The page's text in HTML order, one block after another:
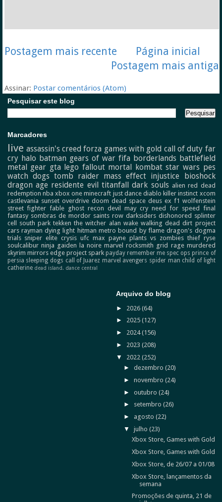
Postagem mais recente
Postagem mais antiga
Página inicial
Assinar: Postar comentários (Atom)
Pesquisar este blog
Marcadores
live assassin's creed forza games with gold call of duty far
cry halo batman gears of war fifa borderlands battlefield
metal gear gta lego fallout mortal kombat star wars pes
watch dogs tomb raider mass effect injustice bioshock
dragon age residente evil titanfall dark souls alien red dead
redemption nba xbox one minecraft just dance diablo killer instinct xcom
castlevania sunset overdrive doom dead space deus ex f1 wolfenstein
street fighter fable ghost recon devil may cry need for speed final
fantasy sombras de mordor saints row darksiders dishonored splinter
cell
south park tekken the witcher alan wake walking dead dirt project
cars rayman dying light hitman metro bound by flame dragon's dogma
trials sniper elite crysis ufc max payne plants vs zombies thief ryse
soulcalibur ninja gaiden la noire marvel rocksmith grid rage murdered
skyrim mirrors edge project spark payday remember me spec ops prince of
persia sleeping dogs call of Juarez marvel avengers spider man child of light
catherine dead island. dance central
Arquivo do blog
► 2026 (64)
► 2025 (127)
► 2024(156)
► 2023 (208)
▼ 2022 (252)
►dezembro(20)
►novembro(24)
►outubro(24)
► setembro(26)
► agosto(22)
▼julho(23)
Xbox Store, Games with Gold
Xbox Store, Games with Gold
Xbox Store, de 26/07 a 01/08
Xbox Store, lançamentos da
semana
Promoções de quinta, 21 de